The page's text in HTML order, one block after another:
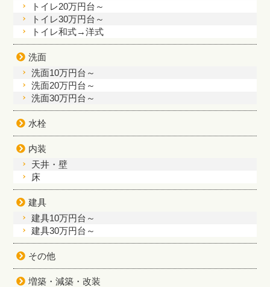
トイレ20万円台～
トイレ30万円台～
トイレ和式→洋式
洗面
洗面10万円台～
洗面20万円台～
洗面30万円台～
水栓
内装
天井・壁
床
建具
建具10万円台～
建具30万円台～
その他
増築・減築・改装